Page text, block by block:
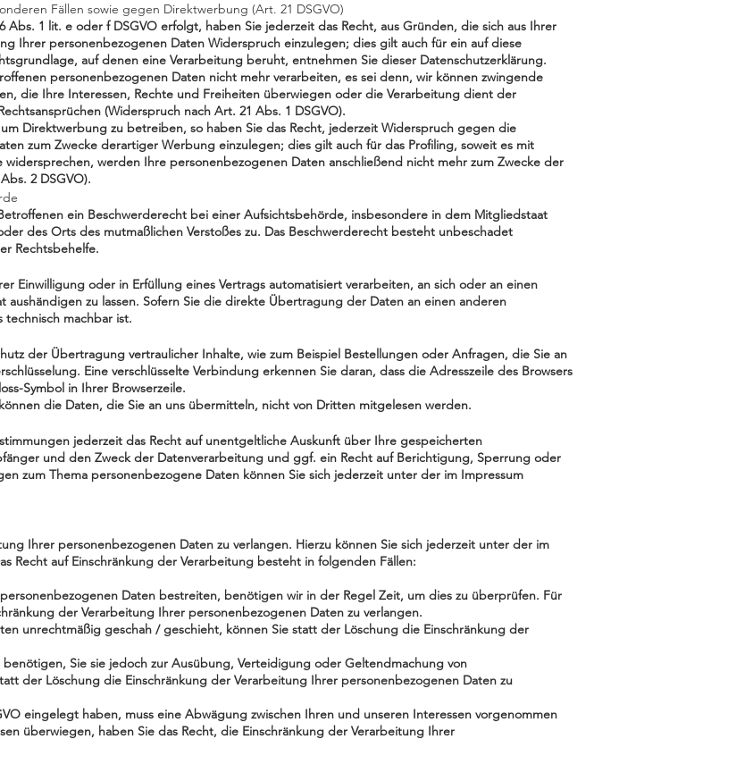
Fällen sowie gegen Direktwerbung (Art. 21 DSGVO)
1 lit. e oder f DSGVO erfolgt, haben Sie jederzeit das Recht, aus Gründen, die sich aus Ihrer
Ihrer personenbezogenen Daten Widerspruch einzulegen; dies gilt auch für ein auf diese
auf denen eine Verarbeitung beruht, entnehmen Sie dieser Datenschutzerklärung.
personenbezogenen Daten nicht mehr verarbeiten, es sei denn, wir können zwingende
die Ihre Interessen, Rechte und Freiheiten überwiegen oder die Verarbeitung dient der
(Widerspruch nach Art. 21 Abs. 1 DSGVO).
Direktwerbung zu betreiben, so haben Sie das Recht, jederzeit Widerspruch gegen die
zum Zwecke derartiger Werbung einzulegen; dies gilt auch für das Profiling, soweit es mit
werden Ihre personenbezogenen Daten anschließend nicht mehr zum Zwecke der
2 DSGVO).
ein Beschwerderecht bei einer Aufsichtsbehörde, insbesondere in dem Mitgliedstaat
des Orts des mutmaßlichen Verstoßes zu. Das Beschwerderecht besteht unbeschadet
Rechtsbehelfe.
Einwilligung oder in Erfüllung eines Vertrags automatisiert verarbeiten, an sich oder an einen
zu lassen. Sofern Sie die direkte Übertragung der Daten an einen anderen
machbar ist.
der Übertragung vertraulicher Inhalte, wie zum Beispiel Bestellungen oder Anfragen, die Sie an
Eine verschlüsselte Verbindung erkennen Sie daran, dass die Adresszeile des Browsers
Symbol in Ihrer Browserzeile.
die Daten, die Sie an uns übermitteln, nicht von Dritten mitgelesen werden.
jederzeit das Recht auf unentgeltliche Auskunft über Ihre gespeicherten
und den Zweck der Datenverarbeitung und ggf. ein Recht auf Berichtigung, Sperrung oder
zum Thema personenbezogene Daten können Sie sich jederzeit unter der im Impressum
Ihrer personenbezogenen Daten zu verlangen. Hierzu können Sie sich jederzeit unter der im
Recht auf Einschränkung der Verarbeitung besteht in folgenden Fällen:
Daten bestreiten, benötigen wir in der Regel Zeit, um dies zu überprüfen. Für
der Verarbeitung Ihrer personenbezogenen Daten zu verlangen.
unrechtmäßig geschah / geschieht, können Sie statt der Löschung die Einschränkung der
Sie sie jedoch zur Ausübung, Verteidigung oder Geltendmachung von
der Löschung die Einschränkung der Verarbeitung Ihrer personenbezogenen Daten zu
eingelegt haben, muss eine Abwägung zwischen Ihren und unseren Interessen vorgenommen
überwiegen, haben Sie das Recht, die Einschränkung der Verarbeitung Ihrer